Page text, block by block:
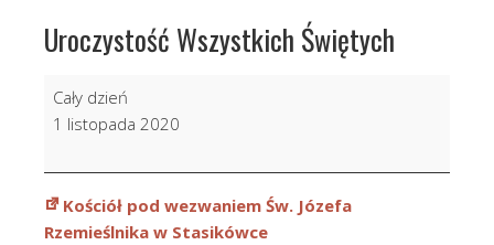
Uroczystość Wszystkich Świętych
Uroczystość
Wszystkich
Świętych
Cały dzień
1 listopada 2020
Kościół pod wezwaniem Św. Józefa
Rzemieślnika w Stasikówce